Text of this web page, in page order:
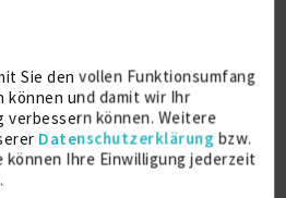
Sie den vollen Funktionsumfang
können und damit wir Ihr
können. Weitere
Datenschutzerklärung bzw.
können Ihre Einwilligung jederzeit
n-tv, Dozent
Ruhr Universität Bochum